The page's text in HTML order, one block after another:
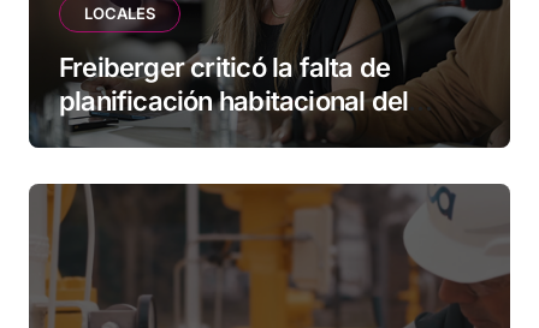
LOCALES
Freiberger criticó la falta de
planificación habitacional del
Municipio: “Vuoto deja afuera a
esperando”